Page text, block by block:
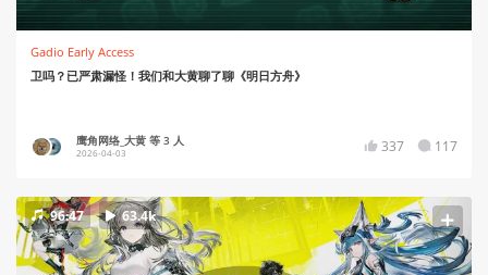
Gadio Early Access
卫吗？已严肃漏怪！我们和大黄聊了聊《明日方舟》
鹰角网络_大黄 等 3 人
2026-04-03 337 117
96:47 63.4k